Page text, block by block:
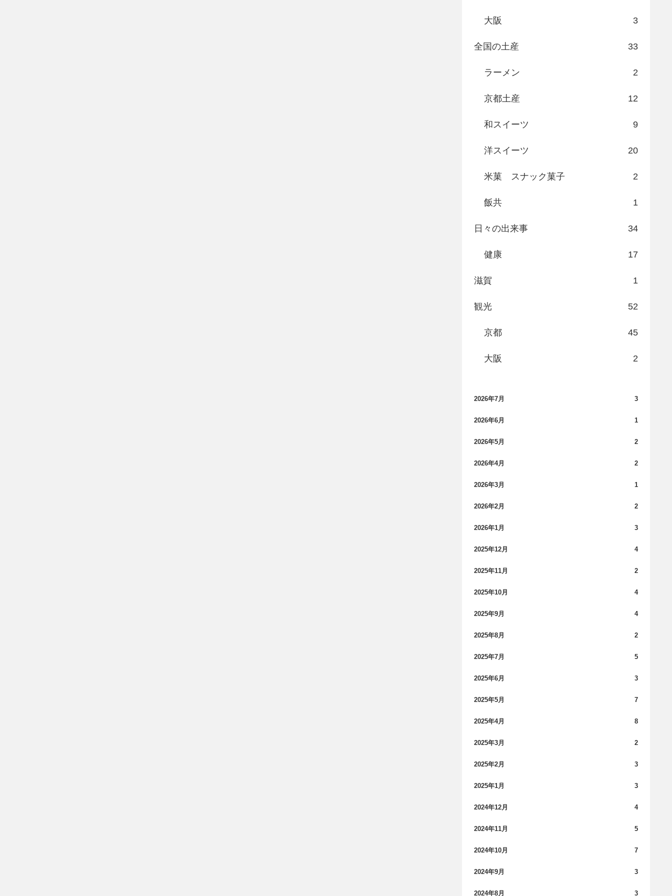
大阪 3
全国の土産 33
ラーメン 2
京都土産 12
和スイーツ 9
洋スイーツ 20
米菓 スナック菓子 2
飯共 1
日々の出来事 34
健康 17
滋賀 1
観光 52
京都 45
大阪 2
2026年7月 3
2026年6月 1
2026年5月 2
2026年4月 2
2026年3月 1
2026年2月 2
2026年1月 3
2025年12月 4
2025年11月 2
2025年10月 4
2025年9月 4
2025年8月 2
2025年7月 5
2025年6月 3
2025年5月 7
2025年4月 8
2025年3月 2
2025年2月 3
2025年1月 3
2024年12月 4
2024年11月 5
2024年10月 7
2024年9月 3
2024年8月 3